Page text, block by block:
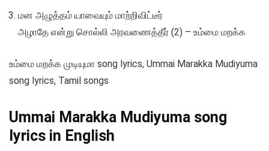
மன அழுத்தம் யாவையும் மாற்றிவிட்டீர்
அழாதே என்று சொல்லி அரவணைத்தீர் (2) – உம்மை மறக்க
உம்மை மறக்க முடியுமா song lyrics, Ummai Marakka Mudiyuma
song lyrics, Tamil songs
Ummai Marakka Mudiyuma song
lyrics in English